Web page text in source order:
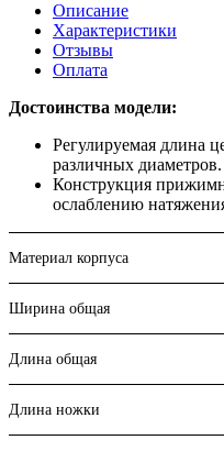
Описание
Характеристики
Отзывы
Оплата
Достоинства модели:
Регулируемая длина
различных диаметров.
Конструкция
ослаблению
Материал корпуса
Ширина общая
Длина общая
Длина ножки